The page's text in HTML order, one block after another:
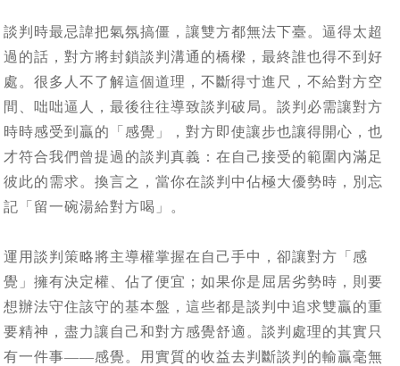
談判時最忌諱把氣氛搞僵，讓雙方都無法下臺。逼得太超
過的話，對方將封鎖談判溝通的橋樑，最終誰也得不到好
處。很多人不了解這個道理，不斷得寸進尺，不給對方空
間、咄咄逼人，最後往往導致談判破局。談判必需讓對方
時時感受到贏的「感覺」，對方即使讓步也讓得開心，也
才符合我們曾提過的談判真義：在自己接受的範圍內滿足
彼此的需求。換言之，當你在談判中佔極大優勢時，別忘
記「留一碗湯給對方喝」。
運用談判策略將主導權掌握在自己手中，卻讓對方「感
覺」擁有決定權、佔了便宜；如果你是屈居劣勢時，則要
想辦法守住該守的基本盤，這些都是談判中追求雙贏的重
要精神，盡力讓自己和對方感覺舒適。談判處理的其實只
有一件事——感覺。用實質的收益去判斷談判的輸贏毫無